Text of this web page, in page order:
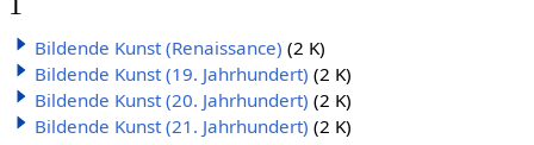
Bildende Kunst (Renaissance) (2 K)
Bildende Kunst (19. Jahrhundert) (2 K)
Bildende Kunst (20. Jahrhundert) (2 K)
Bildende Kunst (21. Jahrhundert) (2 K)